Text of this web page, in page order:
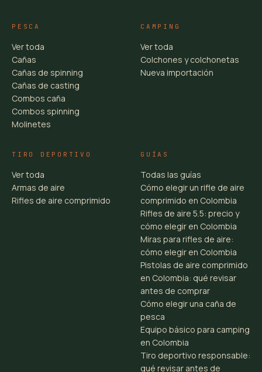
PESCA
Ver toda
Cañas
Cañas de spinning
Cañas de casting
Combos caña
Combos spinning
Molinetes
CAMPING
Ver toda
Colchones y colchonetas
Nueva importación
TIRO DEPORTIVO
Ver toda
Armas de aire
Rifles de aire comprimido
GUÍAS
Todas las guías
Cómo elegir un rifle de aire
comprimido en Colombia
Rifles de aire 5.5: precio y
cómo elegir en Colombia
Miras para rifles de aire:
cómo elegir en Colombia
Pistolas de aire comprimido
en Colombia: qué revisar
antes de comprar
Cómo elegir una caña de
pesca
Equipo básico para camping
en Colombia
Tiro deportivo responsable:
qué revisar antes de